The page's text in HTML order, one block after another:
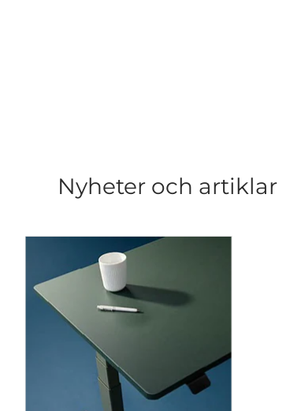
Nyheter och artiklar
Med en LINAK
för användare
Fortsätt läsa